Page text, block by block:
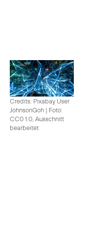
Credits: Pixabay User
JohnsonGoh | Foto:
CC0 1.0, Ausschnitt
bearbeitet